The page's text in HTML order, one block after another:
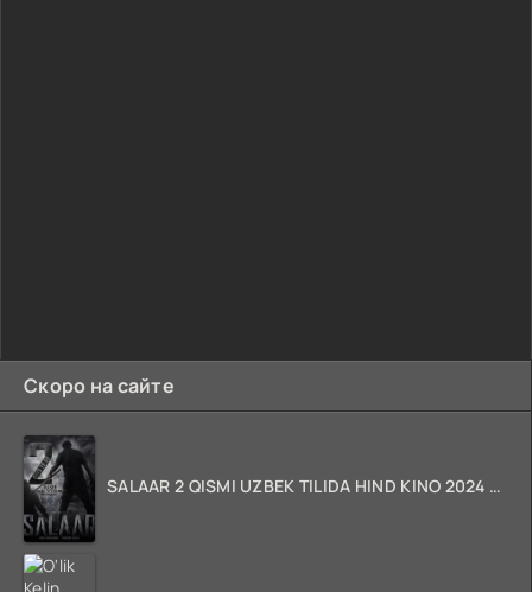
Скоро на сайте
SALAAR 2 QISMI UZBEK TILIDA HIND KINO 2024 TARJIMA 720p HD Skachat